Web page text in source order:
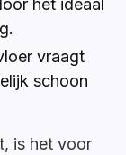
het ideaal
vraagt
schoon
is het voor